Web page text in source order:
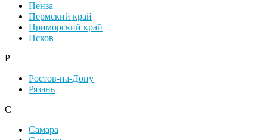
Пенза
Пермский край
Приморский край
Псков
Р
Ростов-на-Дону
Рязань
С
Самара